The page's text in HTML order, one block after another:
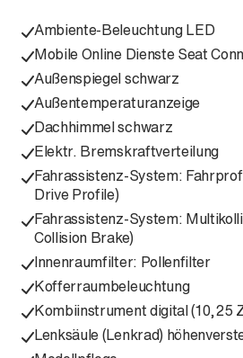
Ambiente-Beleuchtung LED
Mobile Online Dienste Seat
Außenspiegel schwarz
Außentemperaturanzeige
Dachhimmel schwarz
Elektr. Bremskraftverteilung
Fahrassistenz-System:
Drive Profile)
Fahrassistenz-System:
Collision Brake)
Innenraumfilter: Pollenfilter
Kofferraumbeleuchtung
Kombiinstrument digital (10,25
Lenksäule (Lenkrad)